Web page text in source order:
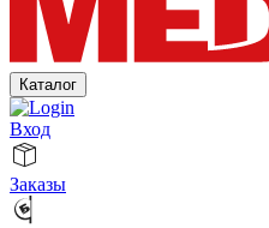
Каталог
Вход
Заказы